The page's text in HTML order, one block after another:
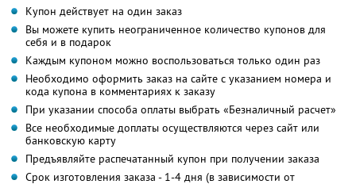
Купон действует на один заказ
Вы можете купить неограниченное количество купонов для
себя и в подарок
Каждым купоном можно воспользоваться только один раз
Необходимо оформить заказ на сайте с указанием номера и
кода купона в комментариях к заказу
При указании способа оплаты выбрать «Безналичный расчет»
Все необходимые доплаты осуществляются через сайт или
банковскую карту
Предъявляйте распечатанный купон при получении заказа
Срок изготовления заказа - 1-4 дня (в зависимости от